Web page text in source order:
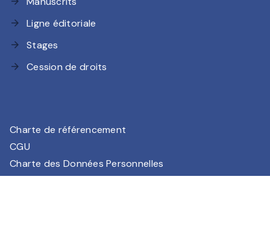
arrow_forward Ligne éditoriale
arrow_forward Stages
arrow_forward Cession de droits
Charte de référencement
CGU
Charte des Données Personnelles